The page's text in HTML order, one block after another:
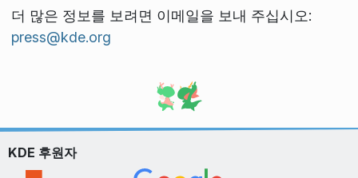
더 많은 정보를 보려면 이메일을 보내 주십시오:
press@kde.org
KDE 후원자